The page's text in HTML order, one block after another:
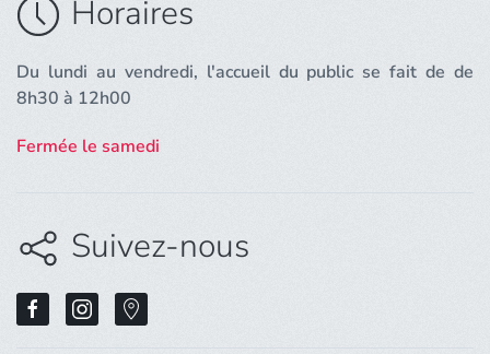
Horaires
Du lundi au vendredi, l'accueil du public se fait de de
8h30 à 12h00
Fermée le samedi
Suivez-nous